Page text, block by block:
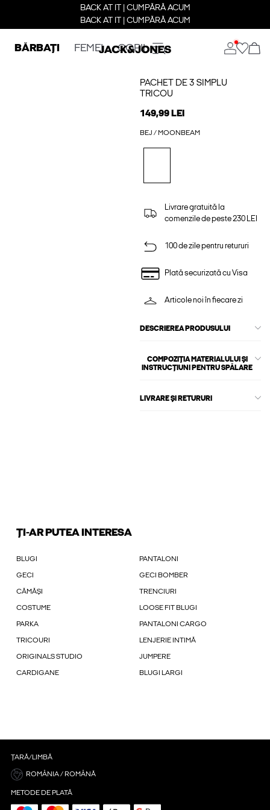
BACK AT IT | CUMPĂRĂ ACUM
BACK AT IT | CUMPĂRĂ ACUM
BĂRBAȚI FEMEI COPII
PACHET DE 3 SIMPLU
TRICOU
149,99 LEI
BEJ / MOONBEAM
Livrare gratuită la
comenzile de peste 230 LEI
100 de zile pentru retururi
Plată securizată cu Visa
Articole noi în fiecare zi
DESCRIEREA PRODUSULUI
COMPOZIȚIA MATERIALULUI ȘI
INSTRUCȚIUNI PENTRU SPĂLARE
LIVRARE ȘI RETURURI
ȚI-AR PUTEA INTERESA
BLUGI PANTALONI
GECI GECI BOMBER
CĂMĂȘI TRENCIURI
COSTUME LOOSE FIT BLUGI
PARKA PANTALONI CARGO
TRICOURI LENJERIE INTIMĂ
ORIGINALS STUDIO JUMPERE
CARDIGANE BLUGI LARGI
ȚARĂ/LIMBĂ
ROMÂNIA / ROMÂNĂ
METODE DE PLATĂ